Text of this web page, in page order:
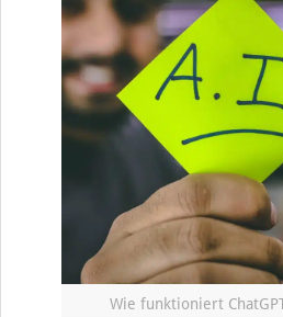
Wie funktioniert